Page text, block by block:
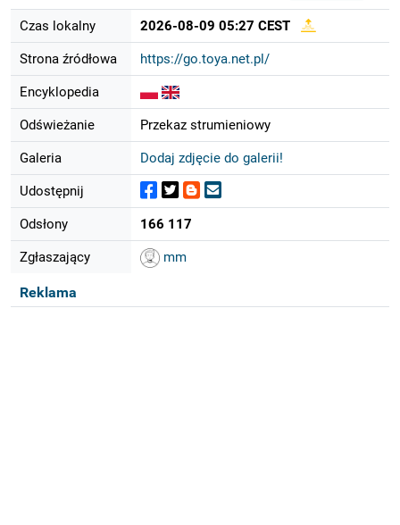
Czas lokalny 2026-08-09 05:27 CEST
Strona źródłowa https://go.toya.net.pl/
Encyklopedia
Odświeżanie Przekaz strumieniowy
Galeria Dodaj zdjęcie do galerii!
Udostępnij
Odsłony 166 117
Zgłaszający mm
Reklama